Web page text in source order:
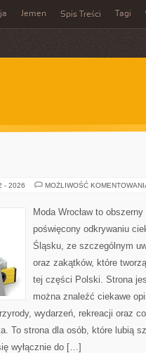
Jemen Spis Treści Tagi
- 2026 MOŻLIWOŚĆ
Moda Wrocław to
poświęcony odkrywaniu
Śląsku, ze szczególnym
oraz zakątków, które
tej części Polski. Strona
można znaleźć ciekawe
wydarzeń, rekreacji oraz
To strona dla osób, które lubią
wyłącznie do […]